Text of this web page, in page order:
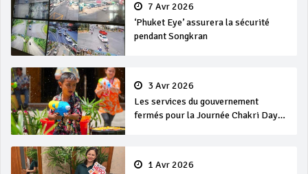
7 Avr 2026
‘Phuket Eye’ assurera la sécurité
pendant Songkran
3 Avr 2026
Les services du gouvernement
fermés pour la Journée Chakri Day
1 Avr 2026